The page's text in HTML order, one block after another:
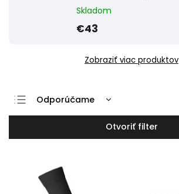
Skladom
€43
Zobraziť viac produktov
Odporúčame
Najlacnejšie
Najdrahšie
Abecedne
Otvoriť filter